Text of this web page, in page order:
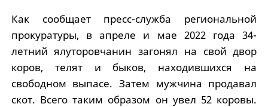
Как сообщает пресс-служба региональной
прокуратуры, в апреле и мае 2022 года 34-
летний ялуторовчанин загонял на свой двор
коров, телят и быков, находившихся на
свободном выпасе. Затем мужчина продавал
скот. Всего таким образом он увел 52 коровы.